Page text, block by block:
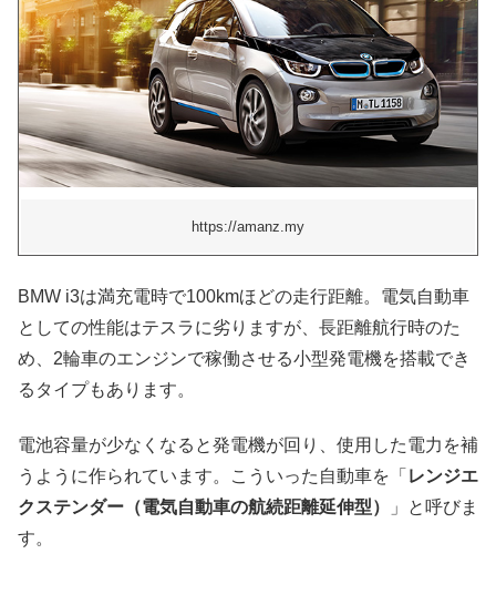
https://amanz.my
BMW i3は満充電時で100kmほどの走行距離。電気自動車
としての性能はテスラに劣りますが、長距離航行時のた
め、2輪車のエンジンで稼働させる小型発電機を搭載でき
るタイプもあります。
電池容量が少なくなると発電機が回り、使用した電力を補
うように作られています。こういった自動車を「 レンジエ
クステンダー（電気自動車の航続距離延伸型）
」と呼びま
す。